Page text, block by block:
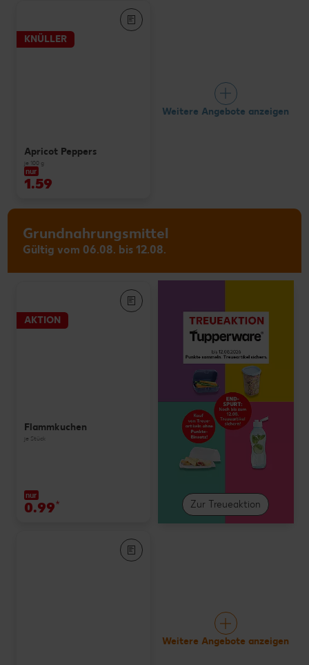
KNÜLLER
Apricot Peppers
je 100 g
nur
1.59
Weitere Angebote anzeigen
Grundnahrungsmittel
Gültig vom 06.08. bis 12.08.
Zur Treueaktion
AKTION
Flammkuchen
je Stück
nur
0.99*
Weitere Angebote anzeigen